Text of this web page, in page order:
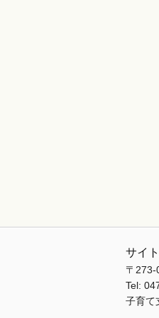
サイ
〒273-
Tel:
子育て